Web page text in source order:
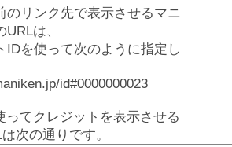
のリンク先で表示させるマニ
は、
IDを使って次のように指定し
id#0000000023
ってクレジットを表示させる
次の通りです。